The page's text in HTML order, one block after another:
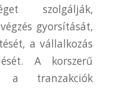
szolgálják,
gyorsítását,
a vállalkozás
A korszerű
a tranzakciók